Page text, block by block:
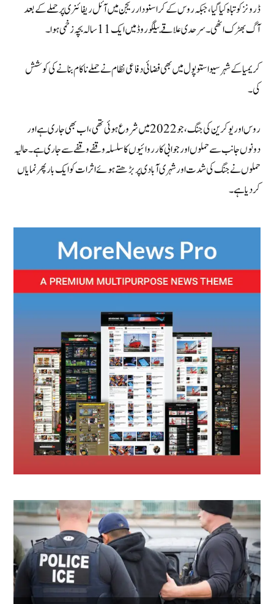
ڈرونز کو تباہ کیا گیا، جبکہ روس کے کراسنودار ریجن میں آئل ریفائنری پر حملے کے بعد
آگ بھڑک اٹھی۔ سرحدی علاقے بیلگوروڈ میں ایک 11 سالہ بچہ زخمی ہوا۔
کریمیا کے شہر سیواستوپول میں بھی فضائی دفاعی نظام نے حملے ناکام بنانے کی کوشش
کی۔
روس اور یوکرین کی جنگ، جو 2022 میں شروع ہوئی تھی، اب بھی جاری ہے اور
دونوں جانب سے حملوں اور جوابی کارروائیوں کا سلسلہ وقفے وقفے سے جاری ہے۔ حالیہ
حملوں نے جنگ کی شدت اور شہری آبادی پر بڑھتے ہوئے اثرات کو ایک بار پھر نمایاں
کر دیا ہے۔